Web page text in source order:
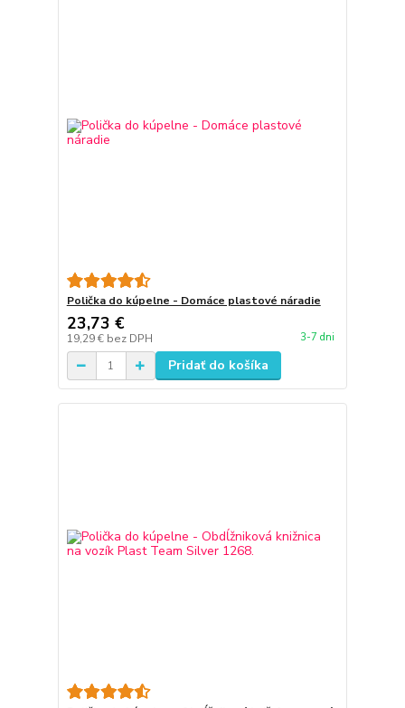
Polička do kúpelne - Domáce plastové náradie
23,73 €
19,29 € bez DPH 3-7 dni
Pridať do košíka